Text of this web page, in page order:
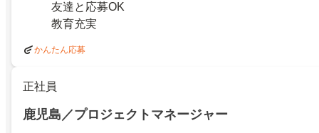
友達と応募OK
教育充実
かんたん応募
正社員
鹿児島／プロジェクトマネージャー